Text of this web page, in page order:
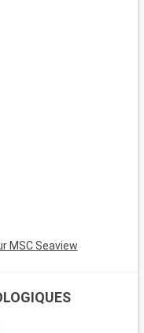
ses complexes de
avec sa forêt
MSC Seaview